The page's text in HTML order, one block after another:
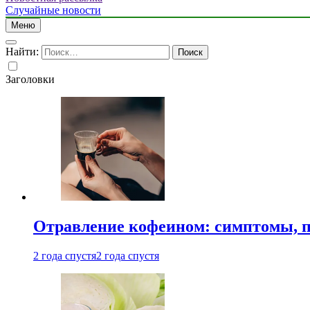
Случайные новости
Меню
Найти:
Заголовки
Отравление кофеином: симптомы,
2 года спустя2 года спустя